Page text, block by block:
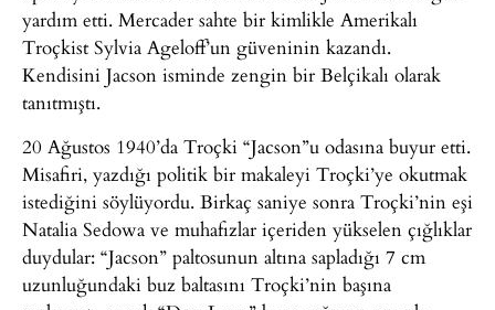
yardım etti. Mercader sahte bir kimlikle Amerikalı
Troçkist Sylvia Ageloff’un güveninin kazandı.
Kendisini Jacson isminde zengin bir Belçikalı olarak
tanıtmıştı.
20 Ağustos 1940’da Troçki “Jacson”u odasına buyur etti.
Misafiri, yazdığı politik bir makaleyi Troçki’ye okutmak
istediğini söylüyordu. Birkaç saniye sonra Troçki’nin eşi
Natalia Sedowa ve muhafızlar içeriden yükselen çığlıklar
duydular: “Jacson” paltosunun altına sapladığı 7 cm
uzunluğundaki buz baltasını Troçki’nin başına